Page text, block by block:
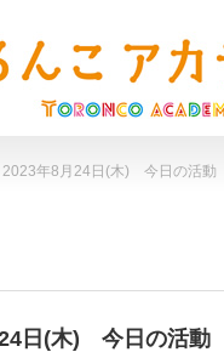
2023年8月24日(木) 今日の活動
日(木) 今日の活動